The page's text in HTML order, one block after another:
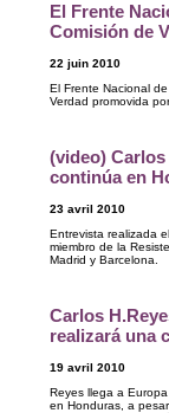
El Frente
Comisión de
22 juin 2010
El Frente Nacional
Verdad promovida
(video)
continúa en
23 avril 2010
Entrevista realizada
miembro de la
Madrid y Barcelona.
Carlos
realizará una
19 avril 2010
Reyes llega a
en Honduras, a